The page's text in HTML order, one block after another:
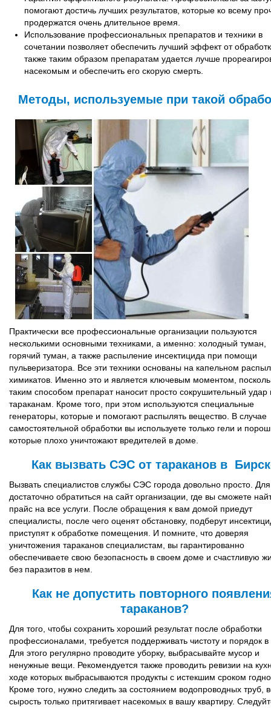
помогают достичь лучших результатов, которые ко всему
продержатся очень длительное время.
Использование профессиональных препаратов и техники в
сочетании позволяет обеспечить лучший эффект от
также таким образом препаратам удается лучше
насекомым и обеспечить его скорую смерть.
Методы, используемые при такой
Практически все профессиональные организации пользуются
несколькими основными техниками, а именно: холодный туман,
горячий туман, а также распыление инсектицида при помощи
пульверизатора. Все эти техники основаны на капельном
химикатов. Именно это и является ключевым моментом,
таким способом препарат наносит просто сокрушительный удар
тараканам. Кроме того, при этом используются специальные
генераторы, которые и помогают распылять вещество. В случае
самостоятельной обработки вы используете только гели и
которые плохо уничтожают вредителей в доме.
Как вызвать СЭС от тараканов в
Вызвать специалистов службы СЭС города довольно просто. Для
достаточно обратиться на сайт организации, где вы сможете
прайс на все услуги. После обращения к вам домой приедут
специалисты, после чего оценят обстановку, подберут
приступят к обработке помещения. И помните, что доверяя
уничтожения тараканов специалистам, вы гарантированно
обеспечиваете свою безопасность в своем доме и счастливую
без паразитов в нем.
Как не допустить повторного
тараканов?
Для того, чтобы сохранить хороший результат после обработки
профессионалами, требуется поддерживать чистоту и порядок
Для этого регулярно проводите уборку, выбрасывайте мусор и
ненужные вещи. Рекомендуется также проводить ревизии на
ходе которых выбрасываются продукты с истекшим сроком
Кроме того, нужно следить за состоянием водопроводных труб,
сырость только притягивает насекомых в вашу квартиру.